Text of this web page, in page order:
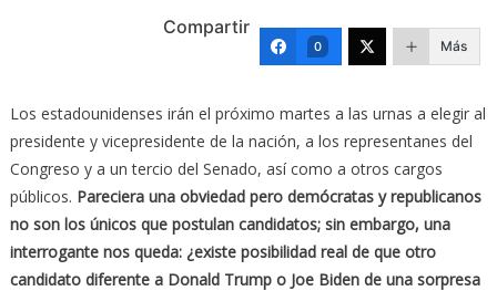
Compartir
0 Más
Los estadounidenses irán el próximo martes a las urnas a elegir al
presidente y vicepresidente de la nación, a los representanes del
Congreso y a un tercio del Senado, así como a otros cargos
públicos. Pareciera una obviedad pero demócratas y republicanos
no son los únicos que postulan candidatos; sin embargo, una
interrogante nos queda: ¿existe posibilidad real de que otro
candidato diferente a Donald Trump o Joe Biden de una sorpresa